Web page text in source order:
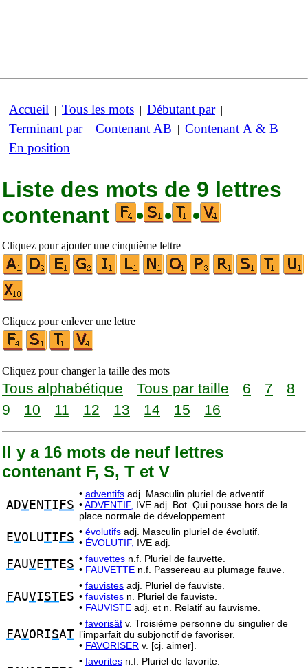
Accueil | Tous les mots | Débutant par|
Terminant par| Contenant AB | Contenant A & B |
En position
Liste des mots de 9 lettres
contenant
• • •
Cliquez pour ajouter une cinquième lettre
Cliquez pour enlever une lettre
Cliquez pour changer la taille des mots
Tous alphabétique Tous par taille 6 7
8
9
10 11 12 13 14 15 16
Il y a 16 mots de neuf lettres
contenant F, S, T et V
ADVENTI FS
• adventifs adj. Masculin pluriel de adventif.
•ADVENTIF, IVE adj. Bot. Qui pousse hors de la
place normale de développement.
EVOLUTI FS • évolutifs adj. Masculin pluriel de évolutif.
• ÉVOLUTIF, IVE adj.
FAUVETTES • fauvettes n.f. Pluriel de fauvette.
• FAUVETTE n.f. Passereau au plumage fauve.
FAUVISTES
• fauvistes adj. Pluriel de fauviste.
• fauvistes n. Pluriel de fauviste.
• FAUVISTE adj. et n. Relatif au fauvisme.
FAVORISAT
• favorisât v. Troisième personne du singulier de
l’imparfait du subjonctif de favoriser.
• FAVORISER v. [cj. aimer].
• favorites n.f. Pluriel de favorite.